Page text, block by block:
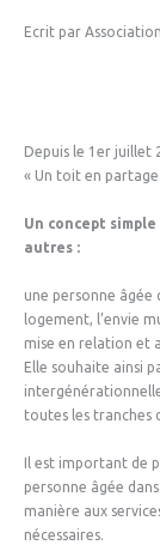
Ecrit par
Depuis le 1er juillet
« Un toit en partage
Un concept
autres :
une personne âgée
logement, l’envie
mise en relation et
Elle souhaite ainsi
toutes les tranches
Il est important de
personne âgée
manière aux
nécessaires.